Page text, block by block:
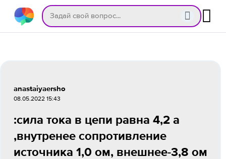
anastaiyaersho
08.05.2022 15:43
:сила тока в цепи равна 4,2 а
,внутренее сопротивление
источника 1,0 ом, внешнее-3,8 ом